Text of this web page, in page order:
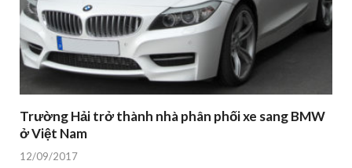
Trường Hải trở thành nhà phân phối xe sang BMW
ở Việt Nam
12/09/2017